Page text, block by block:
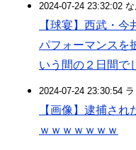
2024-07-24 23:32:02
【球宴】西武・今
パフォーマンスを
いう間の２日間で
2024-07-24 23:30:54
【画像】逮捕さ
ｗｗｗｗｗｗｗ